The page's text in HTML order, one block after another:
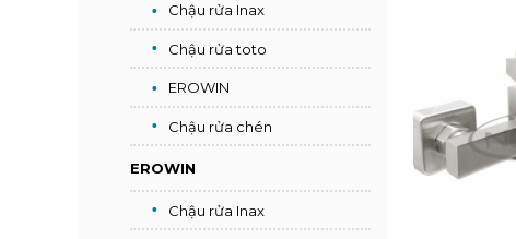
Chậu rửa Inax
Chậu rửa toto
EROWIN
Chậu rửa chén
EROWIN
Chậu rửa Inax